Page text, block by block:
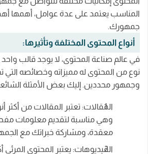
المناسب يعتمد على عدة عوامل، أهمها
جمهورك.
أنواع المحتوى المختلفة وتأثيرها:
في عالم صناعة المحتوى، لا يوجد قالب
نوع من المحتوى له مميزاته وخصائصه التي
وجمهور محددين. إليك بعض الأمثلة
المقالات: تعتبر المقالات من أكثر
وهي مناسبة لتقديم معلومات
معقدة، ومشاركة خبراتك مع
الفيديوهات: يعتبر المحتوى المرئي